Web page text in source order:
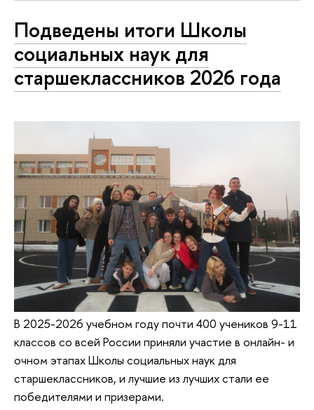
Подведены итоги Школы
социальных наук для
старшеклассников 2026 года
В 2025-2026 учебном году почти 400 учеников 9-11
классов со всей России приняли участие в онлайн- и
очном этапах Школы социальных наук для
старшеклассников, и лучшие из лучших стали ее
победителями и призерами.